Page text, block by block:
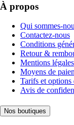
À propos
Qui sommes-
Contactez-nous
Conditions
Retour &
Mentions légales
Moyens de
Tarifs et options
Avis de
Nos boutiques